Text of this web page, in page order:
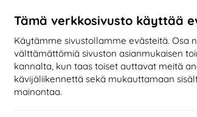
Tämä verkkosivusto käyttää
Käytämme sivustollamme evästeitä. Osa
välttämättömiä sivuston asianmukaisen
kannalta, kun taas toiset auttavat meitä
kävijäliikennettä sekä mukauttamaan
mainontaa.